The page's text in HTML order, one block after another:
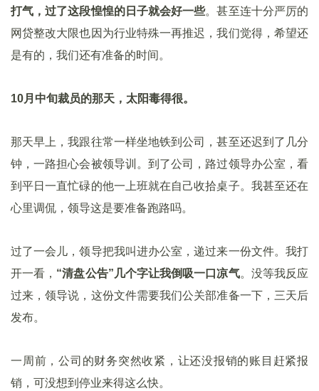
打气，过了这段惶惶的日子就会好一些。甚至连十分严厉的
网贷整改大限也因为行业特殊一再推迟，我们觉得，希望还
是有的，我们还有准备的时间。
10月中旬裁员的那天，太阳毒得很。
那天早上，我跟往常一样坐地铁到公司，甚至还迟到了几分
钟，一路担心会被领导训。到了公司，路过领导办公室，看
到平日一直忙碌的他一上班就在自己收拾桌子。我甚至还在
心里调侃，领导这是要准备跑路吗。
过了一会儿，领导把我叫进办公室，递过来一份文件。我打
开一看， “清盘公告”几个字让我倒吸一口凉气。没等我反应
过来，领导说，这份文件需要我们公关部准备一下，三天后
发布。
一周前，公司的财务突然收紧，让还没报销的账目赶紧报
销，可没想到停业来得这么快。